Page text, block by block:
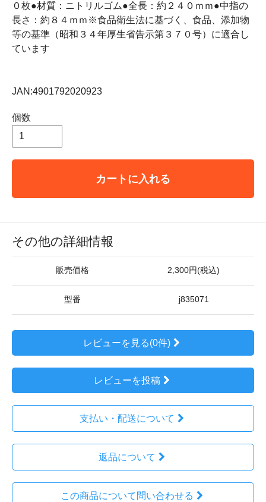
０枚●材質：ニトリルゴム●全長：約２４０ｍｍ●中指の
長さ：約８４ｍｍ※食品衛生法に基づく、食品、添加物
等の基準（昭和３４年厚生省告示第３７０号）に適合し
ています
JAN:4901792020923
個数
カートに入れる
その他の詳細情報
販売価格 2,300円(税込)
型番 j835071
レビューを見る(0件)
レビューを投稿
支払い・配送について
返品について
この商品について問い合わせる